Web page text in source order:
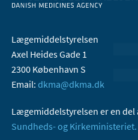
Lægemiddelstyrelsen
Axel Heides Gade 1
2300 København S
Email: dkma@dkma.dk
Lægemiddelstyrelsen er en del
Sundheds- og Kirkeministeriet.